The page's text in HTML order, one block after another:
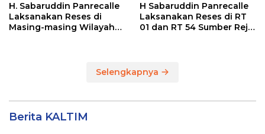
H. Sabaruddin Panrecalle
Laksanakan Reses di
Masing-masing Wilayah
H Sabaruddin Panrecalle
Laksanakan Reses di RT
01 dan RT 54 Sumber Rejo
Selengkapnya
Berita KALTIM